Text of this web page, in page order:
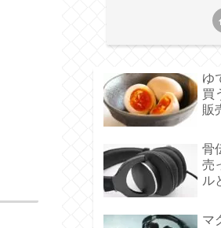
ゆ
買
販
骨
売
ル
マ